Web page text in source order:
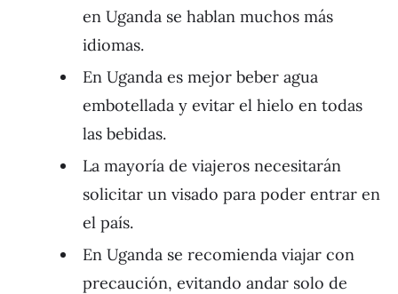
en Uganda se hablan muchos más
idiomas.
En Uganda es mejor beber agua
embotellada y evitar el hielo en todas
las bebidas.
La mayoría de viajeros necesitarán
solicitar un visado para poder entrar en
el país.
En Uganda se recomienda viajar con
precaución, evitando andar solo de